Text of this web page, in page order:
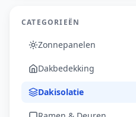
CATEGORIEËN
Zonnepanelen
Dakbedekking
Dakisolatie